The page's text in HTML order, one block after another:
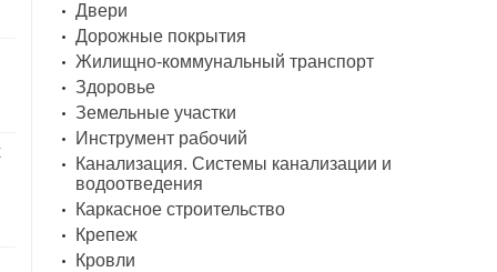
Двери
Дорожные покрытия
Жилищно-коммунальный транспорт
Здоровье
Земельные участки
Инструмент рабочий
Канализация. Системы канализации и
водоотведения
Каркасное строительство
Крепеж
Кровли